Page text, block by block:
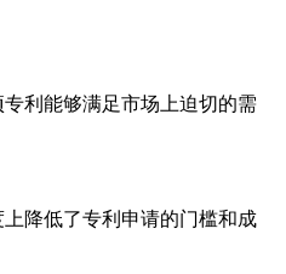
利能够满足市场上迫切的需
降低了专利申请的门槛和成